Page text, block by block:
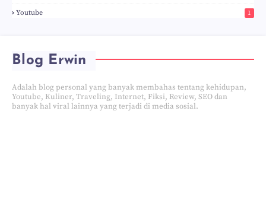
Youtube 1
Blog Erwin
Adalah blog personal yang banyak membahas tentang kehidupan,
Youtube, Kuliner, Traveling, Internet, Fiksi, Review, SEO dan
banyak hal viral lainnya yang terjadi di media sosial.